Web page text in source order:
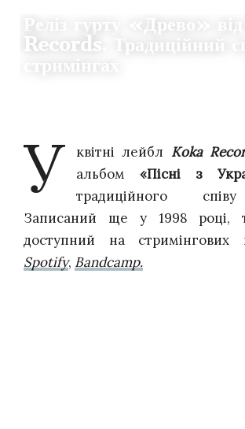
Реліз гурту «Древо»
Records. Традиційний
стримінгах
У квітні лейбл Koka
альбом «Пісні з
традиційного
Записаний ще у 1998 році,
доступний на стримінгових
Spotify, Bandcamp.